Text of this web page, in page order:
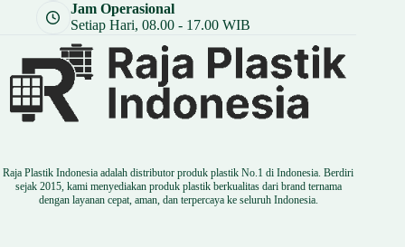
Jam Operasional
Setiap Hari, 08.00 - 17.00 WIB
Raja Plastik Indonesia adalah distributor produk plastik No.1 di Indonesia. Berdiri
sejak 2015, kami menyediakan produk plastik berkualitas dari brand ternama
dengan layanan cepat, aman, dan terpercaya ke seluruh Indonesia.